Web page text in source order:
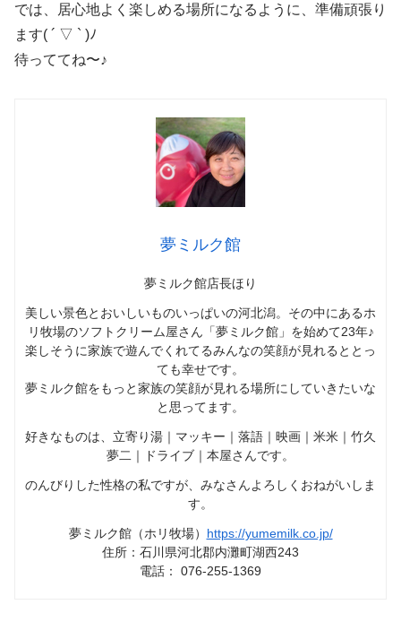
では、居心地よく楽しめる場所になるように、準備頑張り
ます( ´ ▽ ` )ﾉ
待っててね〜♪
夢ミルク館
夢ミルク館店長ほり
美しい景色とおいしいものいっぱいの河北潟。その中にあるホ
リ牧場のソフトクリーム屋さん「夢ミルク館」を始めて23年♪
楽しそうに家族で遊んでくれてるみんなの笑顔が見れるととっ
ても幸せです。
夢ミルク館をもっと家族の笑顔が見れる場所にしていきたいな
と思ってます。
好きなものは、立寄り湯｜マッキー｜落語｜映画｜米米｜竹久
夢二｜ドライブ｜本屋さんです。
のんびりした性格の私ですが、みなさんよろしくおねがいしま
す。
夢ミルク館（ホリ牧場） https://yumemilk.co.jp/
住所：石川県河北郡内灘町湖西243
電話： 076-255-1369